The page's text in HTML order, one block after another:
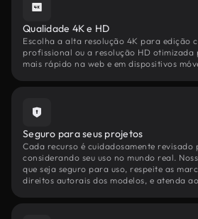
Qualidade 4K e HD
Escolha a alta resolução 4K para edição
profissional ou a resolução HD otimizada
mais rápido na web e em dispositivos
Seguro para seus projetos
Cada recurso é cuidadosamente revisado
considerando seu uso no mundo real.
que seja seguro para uso, respeite as
direitos autorais dos modelos, e atenda